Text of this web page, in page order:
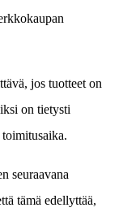
jos tuotteet on
on tietysti
seuraavana
tämä edellyttää,